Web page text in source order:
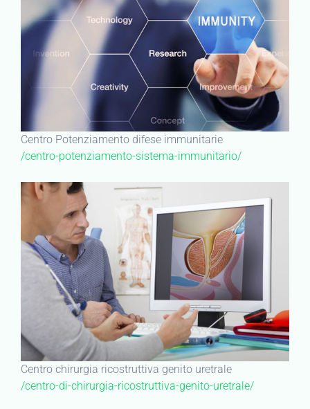
Centro Potenziamento difese immunitarie
/centro-potenziamento-sistema-immunitario/
Centro chirurgia ricostruttiva genito uretrale
/centro-di-chirurgia-ricostruttiva-genito-uretrale/